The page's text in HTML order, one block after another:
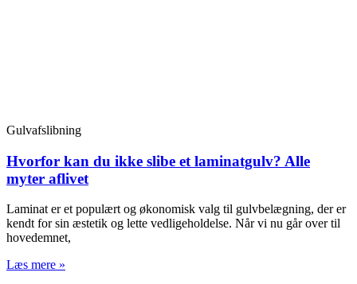
Gulvafslibning
Hvorfor kan du ikke slibe et laminatgulv? Alle
myter aflivet
Laminat er et populært og økonomisk valg til gulvbelægning, der er
kendt for sin æstetik og lette vedligeholdelse. Når vi nu går over til
hovedemnet,
Læs mere »